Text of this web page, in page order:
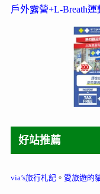
戶外露營+L-Breath
好站推薦
via’s旅行札記。 愛旅遊的